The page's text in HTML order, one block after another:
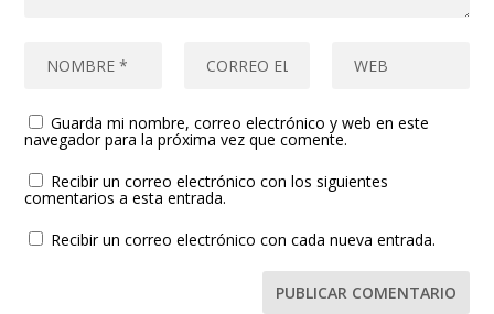
Guarda mi nombre, correo electrónico y web en este
navegador para la próxima vez que comente.
Recibir un correo electrónico con los siguientes
comentarios a esta entrada.
Recibir un correo electrónico con cada nueva entrada.